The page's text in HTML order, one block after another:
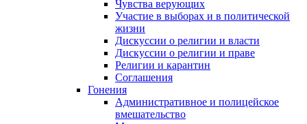
Чувства верующих
Участие в выборах и в политической
жизни
Дискуссии о религии и власти
Дискуссии о религии и праве
Религии и карантин
Соглашения
Гонения
Административное и полицейское
вмешательство